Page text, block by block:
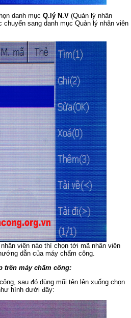
danh mụcQ.lý N.V (Quản lý nhân
chuyển sang danh mục Quản lý nhân viên
viên nào thì chọn tới mã nhân viên
dẫn của máy chấm công.
trên máy chấm công:
sau đó dùng mũi tên lên xuống chọn
hình dưới đây: